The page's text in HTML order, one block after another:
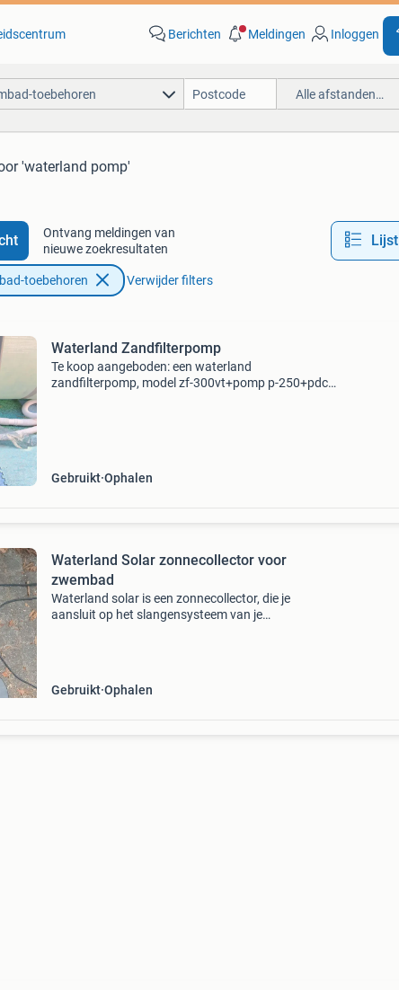
Berichten Meldingen Inloggen
toebehoren Alle afstanden…
'waterland pomp'
Ontvang meldingen van
nieuwe zoekresultaten
Lijst
toebehoren Verwijder filters
Waterland Zandfilterpomp
Te koop aangeboden: een waterland
zandfilterpomp, model zf-300vt+pomp p-250+pdc.
Gebruikt Ophalen
Waterland Solar zonnecollector voor
zwembad
Waterland solar is een zonnecollector, die je
aansluit op het slangensysteem van je
Gebruikt Ophalen